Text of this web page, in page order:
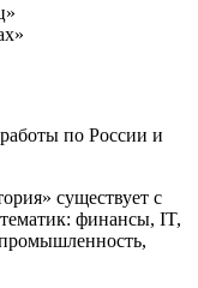
существует с
финансы, IT,